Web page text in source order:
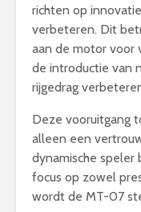
richten op
verbeteren. Dit
aan de motor voor
de introductie van
rijgedrag
Deze vooruitgang
alleen een
dynamische
focus op zowel
wordt de MT-07